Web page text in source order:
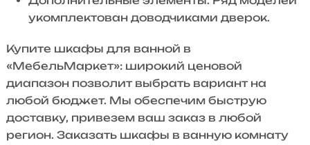
укомплектован доводчиками дверок.
Купите шкафы для ванной в
«МебельМаркет»: широкий ценовой
диапазон позволит выбрать вариант на
любой бюджет. Мы обеспечим быструю
доставку, привезем ваш заказ в любой
регион. Заказать шкафы в ванную комнату